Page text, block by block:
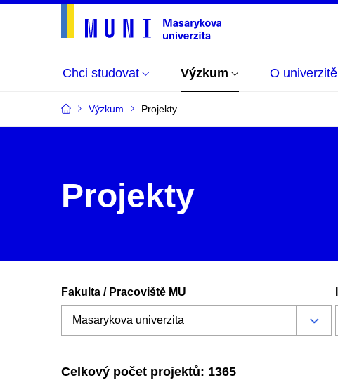
Chci studovat Výzkum O univerzitě
Výzkum Projekty
Projekty
Fakulta / Pracoviště MU
Celkový počet projektů: 1365